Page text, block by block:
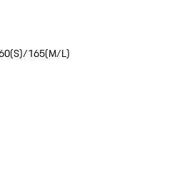
165(M/L)